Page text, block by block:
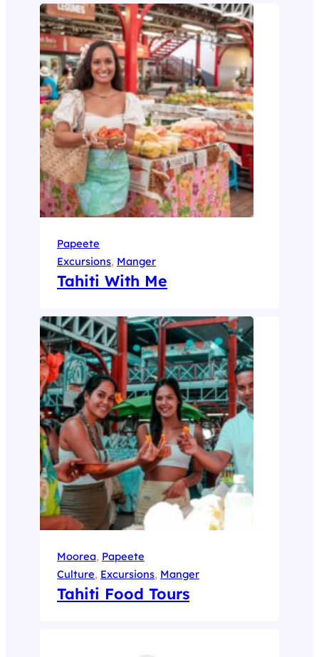
Papeete
Excursions, Manger
Tahiti With Me
Moorea, Papeete
Culture, Excursions, Manger
Tahiti Food Tours